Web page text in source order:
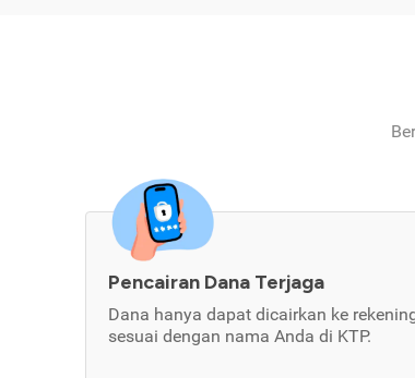
Pencairan Dana Terjaga
Dana hanya dapat dicairkan ke
sesuai dengan nama Anda di KTP.